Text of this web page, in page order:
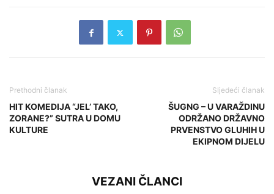
Prethodni članak
HIT KOMEDIJA “JEL’ TAKO,
ZORANE?” SUTRA U DOMU
KULTURE
Sljedeći članak
ŠUGNG – U VARAŽDINU
ODRŽANO DRŽAVNO
PRVENSTVO GLUHIH U
EKIPNOM DIJELU
VEZANI ČLANCI